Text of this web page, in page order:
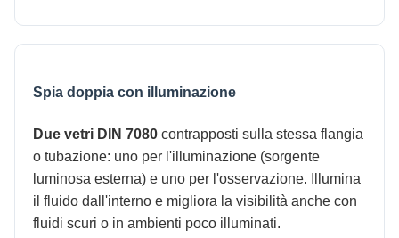
Spia doppia con illuminazione
Due vetri DIN 7080 contrapposti sulla stessa flangia
o tubazione: uno per l'illuminazione (sorgente
luminosa esterna) e uno per l'osservazione. Illumina
il fluido dall'interno e migliora la visibilità anche con
fluidi scuri o in ambienti poco illuminati.